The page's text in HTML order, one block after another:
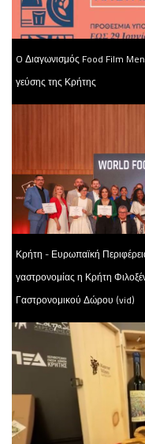
O Διαγωνισμός Food Film
γεύσης της Κρήτης
Κρήτη - Ευρωπαϊκή
γαστρονομίας η Κρήτη
Γαστρονομικού Δώρου (vid)